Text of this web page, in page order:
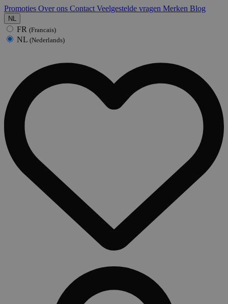
Promoties Over ons Contact Veelgestelde vragen Merken Blog
NL
FR (Francais)
NL (Nederlands)